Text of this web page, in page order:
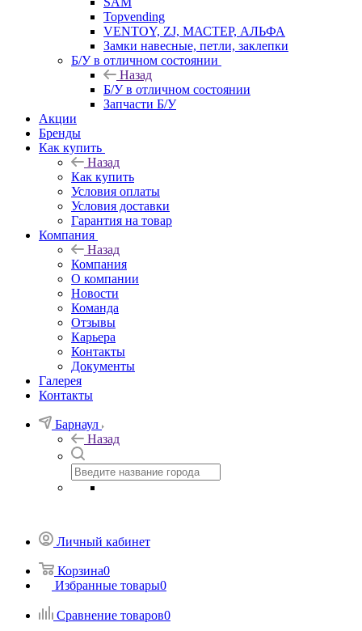
Topvending
VENTOY, ZJ, МАСТЕР, АЛЬФА
Замки навесные, петли, заклепки
Б/У в отличном состоянии
Назад
Б/У в отличном состоянии
Запчасти Б/У
Акции
Бренды
Как купить
Назад
Как купить
Условия оплаты
Условия доставки
Гарантия на товар
Компания
Назад
Компания
О компании
Новости
Команда
Отзывы
Карьера
Контакты
Документы
Галерея
Контакты
Барнаул
Назад
Личный кабинет
Корзина0
Избранные товары0
Сравнение товаров0